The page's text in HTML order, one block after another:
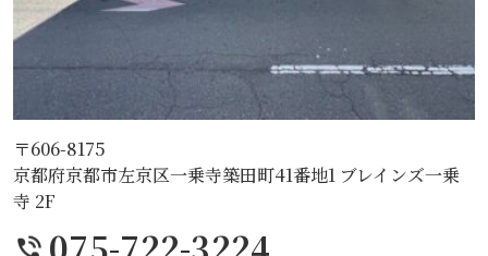
〒606-8175
京都府京都市左京区一乗寺築田町41番地1 ブレインズ一乗
寺 2F